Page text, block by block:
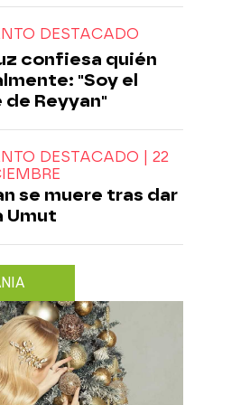
DESTACADO
confiesa quién
"Soy el
de Reyyan"
DESTACADO | 22
se muere tras dar
Umut